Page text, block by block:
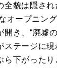
全貌は隠され
オープニン
き、“廃墟
ステージに
ら下がった